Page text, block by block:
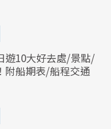
遊10大好去處/景點/
附船期表/船程交通